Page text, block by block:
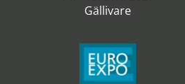
Gällivare